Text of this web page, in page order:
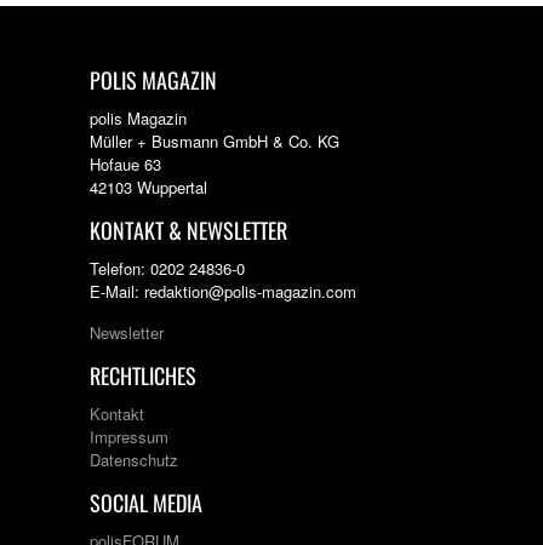
POLIS MAGAZIN
polis Magazin
Müller + Busmann GmbH & Co. KG
Hofaue 63
42103 Wuppertal
KONTAKT & NEWSLETTER
Telefon: 0202 24836-0
E-Mail: redaktion@polis-magazin.com
Newsletter
RECHTLICHES
Kontakt
Impressum
Datenschutz
SOCIAL MEDIA